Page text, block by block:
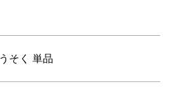
そく 単品